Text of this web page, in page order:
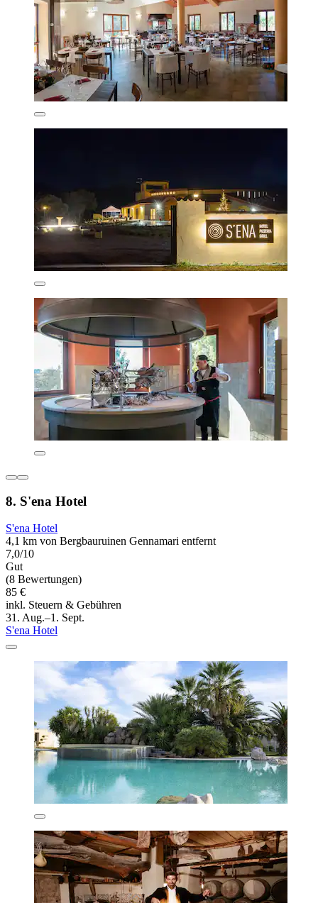
8. S'ena Hotel
S'ena Hotel
4,1 km von Bergbauruinen Gennamari entfernt
7,0/10
Gut
(8 Bewertungen)
85 €
inkl. Steuern & Gebühren
31. Aug.–1. Sept.
S'ena Hotel